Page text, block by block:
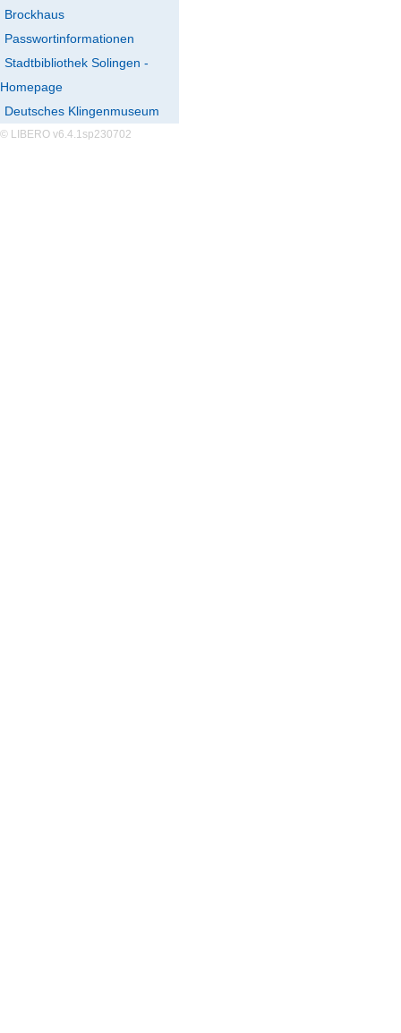
Brockhaus
Passwortinformationen
Stadtbibliothek Solingen -
Homepage
Deutsches Klingenmuseum
© LIBERO v6.4.1sp230702